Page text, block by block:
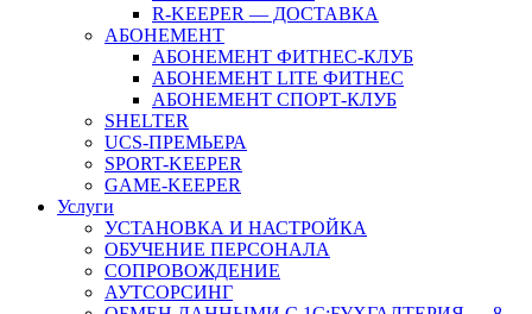
R-KEEPER — ДОСТАВКА
АБОНЕМЕНТ
АБОНЕМЕНТ ФИТНЕС-КЛУБ
АБОНЕМЕНТ LITE ФИТНЕС
АБОНЕМЕНТ СПОРТ-КЛУБ
SHELTER
UCS-ПРЕМЬЕРА
SPORT-KEEPER
GAME-KEEPER
Услуги
УСТАНОВКА И НАСТРОЙКА
ОБУЧЕНИЕ ПЕРСОНАЛА
СОПРОВОЖДЕНИЕ
АУТСОРСИНГ